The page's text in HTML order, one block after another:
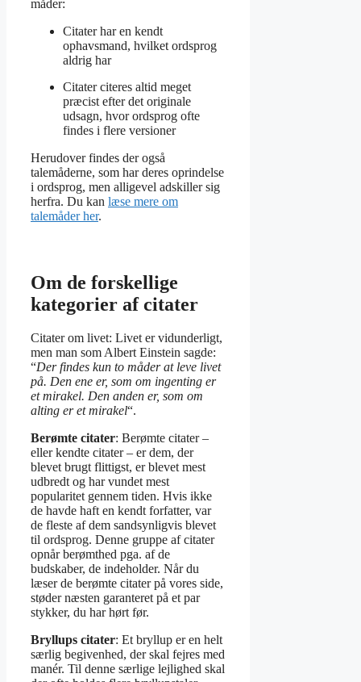
måder:
Citater har en kendt
ophavsmand, hvilket ordsprog
aldrig har
Citater citeres altid meget
præcist efter det originale
udsagn, hvor ordsprog ofte
findes i flere versioner
Herudover findes der også
talemåderne, som har deres oprindelse
i ordsprog, men alligevel adskiller sig
herfra. Du kan læse mere om
talemåder her.
Om de forskellige
kategorier af citater
Citater om livet: Livet er vidunderligt,
men man som Albert Einstein sagde:
“Der findes kun to måder at leve livet
på. Den ene er, som om ingenting er
et mirakel. Den anden er, som om
alting er et mirakel“.
Berømte citater: Berømte citater –
eller kendte citater – er dem, der
blevet brugt flittigst, er blevet mest
udbredt og har vundet mest
popularitet gennem tiden. Hvis ikke
de havde haft en kendt forfatter, var
de fleste af dem sandsynligvis blevet
til ordsprog. Denne gruppe af citater
opnår berømthed pga. af de
budskaber, de indeholder. Når du
læser de berømte citater på vores side,
støder næsten garanteret på et par
stykker, du har hørt før.
Bryllups citater: Et bryllup er en helt
særlig begivenhed, der skal fejres med
manér. Til denne særlige lejlighed skal